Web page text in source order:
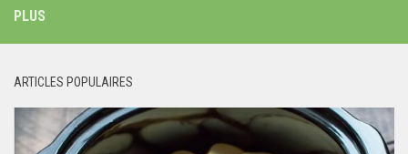
PLUS
ARTICLES POPULAIRES